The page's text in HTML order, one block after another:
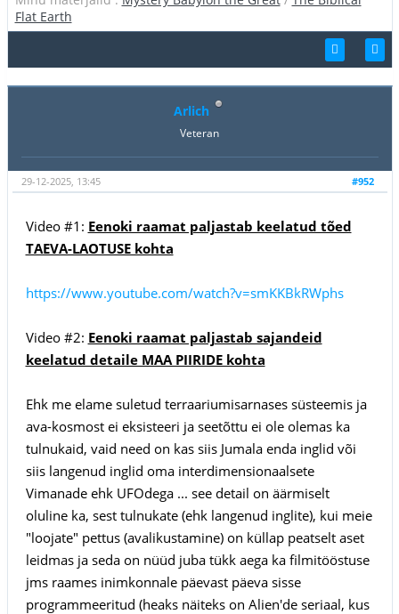
Flat Earth
Arlich
Veteran
#952
29-12-2025, 13:45
Video #1: Eenoki raamat paljastab keelatud tõed
TAEVA-LAOTUSE kohta
https://www.youtube.com/watch?v=smKKBkRWphs
Video #2: Eenoki raamat paljastab sajandeid
keelatud detaile MAA PIIRIDE kohta
Ehk me elame suletud terraariumisarnases süsteemis ja
ava-kosmost ei eksisteeri ja seetõttu ei ole olemas ka
tulnukaid, vaid need on kas siis Jumala enda inglid või
siis langenud inglid oma interdimensionaalsete
Vimanade ehk UFOdega ... see detail on äärmiselt
oluline ka, sest tulnukate (ehk langenud inglite), kui meie
"loojate" pettus (avalikustamine) on küllap peatselt aset
leidmas ja seda on nüüd juba tükk aega ka filmitööstuse
jms raames inimkonnale päevast päeva sisse
programmeeritud (heaks näiteks on Alien'de seriaal, kus